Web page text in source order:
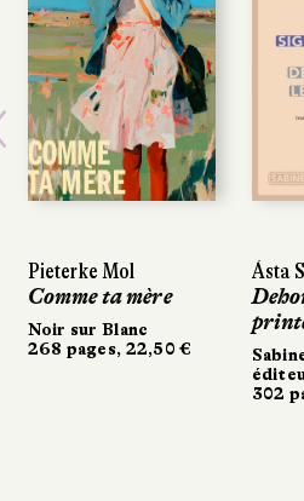
Pieterke Mol
Comme ta mère
Noir sur Blanc
268 pages, 22,50 €
Ásta
302
Previous